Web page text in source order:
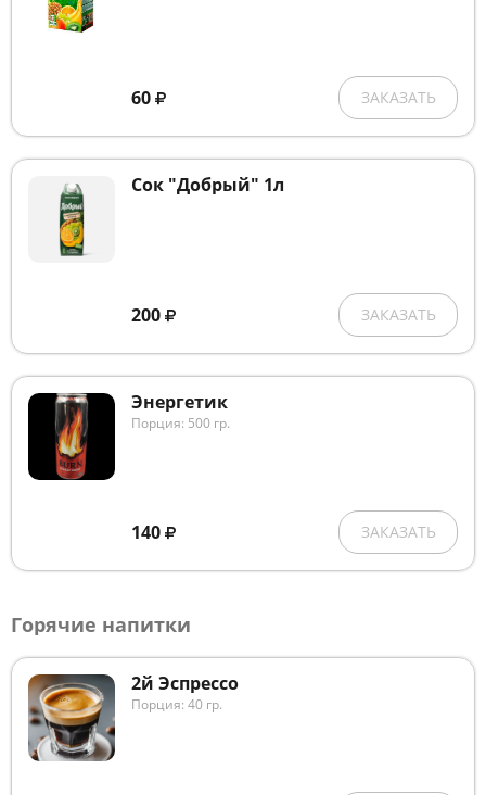
60 ЗАКАЗАТЬ
Сок "Добрый" 1л
200 ЗАКАЗАТЬ
Энергетик
Порция: 500 гр.
140 ЗАКАЗАТЬ
Горячие напитки
2й Эспрессо
Порция: 40 гр.